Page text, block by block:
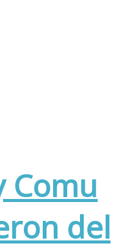
Comu
del